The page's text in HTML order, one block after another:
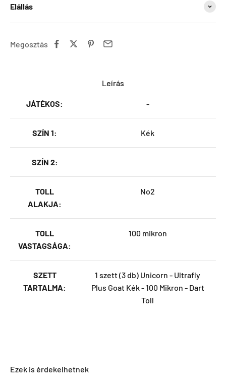
Elállás
Megosztás
Leírás
JÁTÉKOS: -
SZÍN 1: Kék
SZÍN 2:
TOLL
ALAKJA:
No2
TOLL
VASTAGSÁGA:
100 mikron
SZETT
TARTALMA:
1 szett (3 db) Unicorn - Ultrafly
Plus Goat Kék - 100 Mikron - Dart
Toll